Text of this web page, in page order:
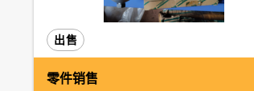
出售
零件销售